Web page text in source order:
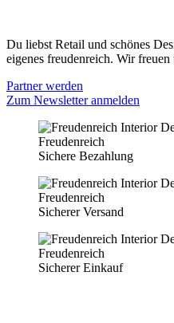
Du liebst Retail und schönes
eigenes freudenreich. Wir
Partner werden
Zum Newsletter anmelden
Sichere Bezahlung
Sicherer Versand
Sicherer Einkauf